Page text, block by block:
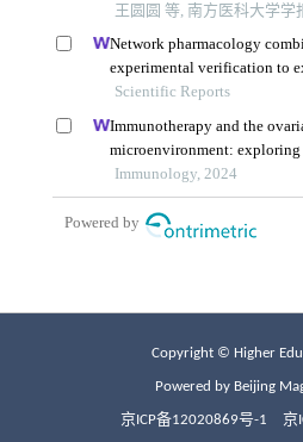
Copyright © Higher
Powered by Beijing
京ICP备12020869号-1 京